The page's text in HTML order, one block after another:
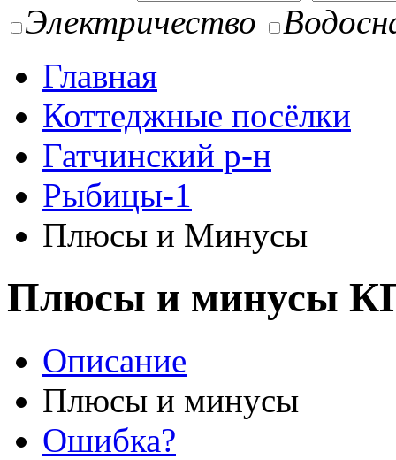
Электричество
Главная
Коттеджные посёлки
Гатчинский р-н
Рыбицы-1
Плюсы и Минусы
Плюсы и минусы
Описание
Плюсы и минусы
Ошибка?